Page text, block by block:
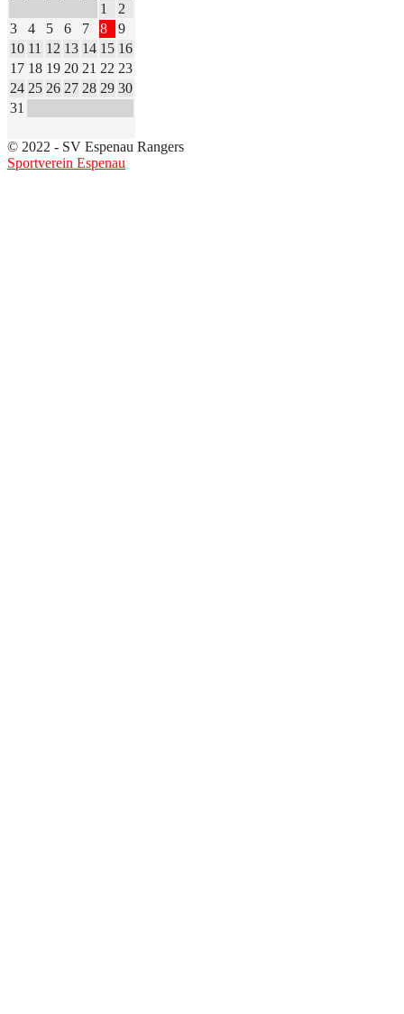
1
2
3
4 5 6 7 8
9
10 11 12 13 14 15 16
17 18 19 20 21 22 23
24 25 26 27 28 29 30
31
© 2022 - SV Espenau Rangers
Sportverein Espenau